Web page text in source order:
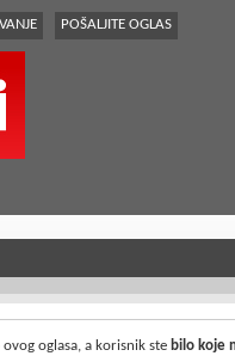
POŠALJITE OGLAS
oglasa, a korisnik ste bilo koje